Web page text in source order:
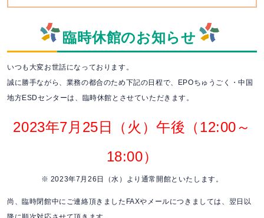
臨時休館のお知らせ
いつも大変お世話になっております。
誠に勝手ながら、業務の都合のため下記の日程で、EPOちゅうごく・中国
地方ESDセンターは、臨時休館とさせていただきます。
2023年7月25日（火）午後（12:00～
18:00）
※ 2023年7月26日（水）より通常開館といたします。
尚、臨時閉館中にご連絡頂きましたFAXやメールにつきましては、翌日以